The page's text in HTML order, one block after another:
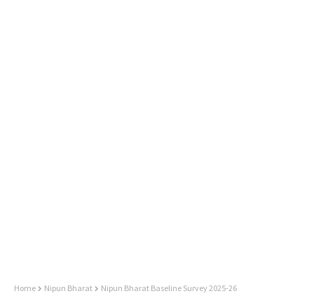
Home Nipun Bharat Nipun Bharat Baseline Survey 2025-26